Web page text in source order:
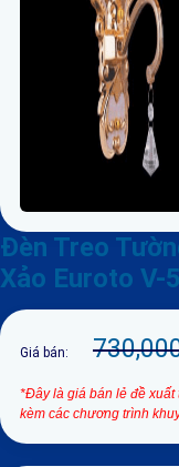
Đèn Treo
Xảo Euroto V-
Giá bán:
*Đây là giá bán lẻ đề
kèm các chương trình